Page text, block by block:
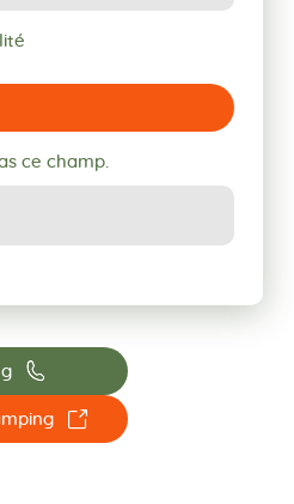
ce champ.
📞
☐